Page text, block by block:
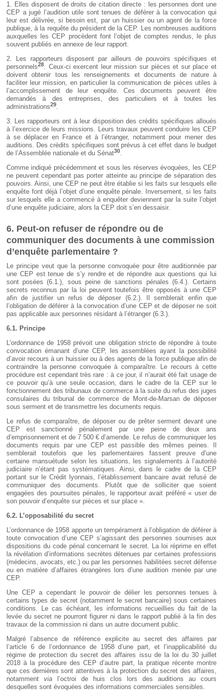
1. Elles disposent de droits de citation directe : les personnes dont une
CEP a jugé l’audition utile sont tenues de déférer à la convocation qui
leur est délivrée, si besoin est, par un huissier ou un agent de la force
publique, à la requête du président de la CEP. Les nombreuses auditions
auxquelles les CEP procèdent font l’objet de comptes rendus, le plus
souvent publiés en annexe de leur rapport.
2. Les rapporteurs disposent par ailleurs de pouvoirs spécifiques et
personnels28. Ceux-ci exercent leur mission sur pièces et sur place et
doivent obtenir tous les renseignements et documents de nature à
faciliter leur mission, en particulier la communication de pièces utiles à
l’accomplissement de leur enquête. Ces documents peuvent être
demandés à des entreprises, des particuliers et à toutes les
administrations29.
3. Les rapporteurs ont à leur disposition des crédits spécifiques alloués
à l’exercice de leurs missions. Leurs travaux peuvent conduire les CEP
à se déplacer en France et à l’étranger, notamment pour mener des
auditions. Des crédits spécifiques sont prévus à cet effet dans le budget
de l’Assemblée nationale et du Sénat30.
Comme indiqué précédemment et sous les réserves évoquées, les CEP
ne peuvent cependant pas porter atteinte au principe de séparation des
pouvoirs. Ainsi, une CEP ne peut être établie si les faits sur lesquels elle
enquête font déjà l’objet d’une enquête pénale. Inversement, si les faits
sur lesquels elle a commencé à enquêter deviennent par la suite l’objet
d’une enquête judiciaire, alors la CEP doit s’en dessaisir.
6. Peut-on refuser de répondre ou de
communiquer des documents à une commission
d’enquête parlementaire ?
Le principe veut que la personne convoquée pour être auditionnée par
une CEP est tenue de s’y rendre et de répondre aux questions qui lui
sont posées (6.1.), sous peine de sanctions pénales (6.4.). Certains
secrets reconnus par la loi peuvent toutefois être opposés à une CEP
afin de justifier un refus de déposer (6.2.). Il semblerait enfin que
l’obligation de déférer à la convocation d’une CEP et de déposer ne soit
pas applicable aux personnes résidant à l’étranger (6.3.).
6.1. Principe
L’ordonnance de 1958 prévoit une obligation stricte de répondre à toute
convocation émanant d’une CEP, les assemblées ayant la possibilité
d’avoir recours à un huissier ou à des agents de la force publique afin de
contraindre la personne convoquée à comparaître. Le recours à cette
procédure est cependant très rare : à ce jour, il n’aurait été fait usage de
ce pouvoir qu’à une seule occasion, dans le cadre de la CEP sur le
fonctionnement des tribunaux de commerce à la suite du refus des juges
consulaires du tribunal de commerce de Mont-de-Marsan de déposer
sous serment et de transmettre les documents requis.
Le refus de comparaître, de déposer ou de prêter serment devant une
CEP est sanctionné pénalement par une peine de deux ans
d’emprisonnement et de 7 500 € d’amende. Le refus de communiquer les
documents requis par une CEP est passible des mêmes peines. Il
semblerait toutefois que les parlementaires fassent preuve d’une
certaine mansuétude selon les situations, les signalements à l’autorité
judiciaire n’étant pas systématiques. Ainsi, dans le cadre de la CEP
portant sur le Crédit lyonnais, l’établissement bancaire avait refusé de
communiquer des documents. Plutôt que de solliciter que soient
engagées des poursuites pénales, le rapporteur avait préféré « user de
son pouvoir d’enquête sur pièces et sur place ».
6.2. L’opposabilité du secret
L’ordonnance de 1958 apporte un tempérament à l’obligation de déférer à
toute convocation d’une CEP s’agissant des personnes soumises aux
dispositions du code pénal concernant le secret. La loi réprime en effet
la révélation d’informations secrètes détenues par certaines professions
(médecins, avocats, etc.) ou par les personnes habilitées secret défense
ou en matière d’affaires étrangères lors d’une audition menée par une
CEP.
Une CEP a cependant le pouvoir de délier les personnes tenues à
certains types de secret (notamment le secret bancaire) sous certaines
conditions. Le cas échéant, les informations recueillies du fait de la
levée du secret ne pourront figurer ni dans le rapport publié à la fin des
travaux de la commission ni dans un autre document public.
Malgré l’absence de référence explicite au secret des affaires par
l’article 6 de l’ordonnance de 1958 d’une part, et l’inapplicabilité du
régime de protection du secret des affaires issu de la loi du 30 juillet
2018 à la procédure des CEP d’autre part, la pratique récente montre
que ces dernières sont attentives à la protection du secret des affaires,
notamment via l’octroi de huis clos lors des auditions au cours
desquelles sont évoquées des informations commerciales sensibles.